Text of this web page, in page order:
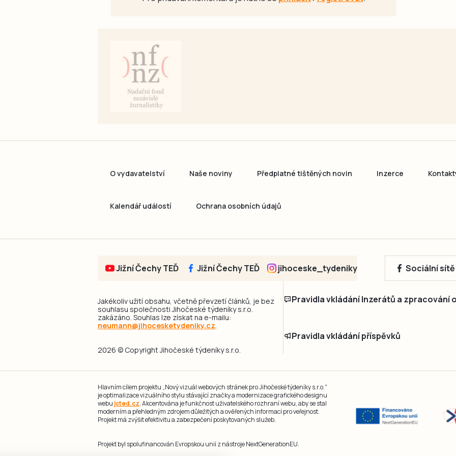
O vydavatelství Naše noviny Předplatné tištěných novin Inzerce
Kalendář událostí Ochrana osobních údajů
Jižní Čechy TEĎ Jižní Čechy TEĎ jihoceske_tydeniky Sociální
Jakékoliv užití obsahu, včetně převzetí článků, je bez
souhlasu společnosti Jihočeské týdeníky s.r.o.
zakázáno. Souhlas lze získat na e-mailu:
neumann@jihocesketydeniky.cz.
2026 © Copyright Jihočeské týdeníky s.r.o.
Pravidla vkládání Inzerátů a zpracování
Pravidla vkládání příspěvků
Hlavním cílem projektu „Nový vizuál webových stránek pro Jihočeské týdeníky s.r.o."
je optimalizace vizuálního stylu stávající značky a modernizace grafického designu
webu jcted.cz. Akcentována je funkčnost uživatelského rozhraní webu, aby se stal
moderním a přehledným zdrojem důležitých a ověřených informací pro veřejnost.
Projekt má zvýšit efektivitu a zabezpečení poskytovaných služeb.
Projekt byl spolufinancován Evropskou unií z nástroje NextGenerationEU.